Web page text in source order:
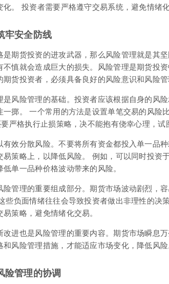
。 投资者需要严格遵守交易系统，避免情绪化
牢安全防线
是期货投资的进攻武器，那么风险管理就是其
不慎就会造成巨大的损失。风险管理是期货投
货投资者，必须具备良好的风险意识和风险管
是风险管理的基础。投资者应该根据自身的风
一掷。 一个常用的方法是设置单笔交易的风险
严格执行止损策略，决不能抱有侥幸心理，试
有效分散风险。不要将所有资金都投入单一品
易策略上，以降低风险。 例如，可以同时投资
单一品种价格波动带来的风险。
险管理的重要组成部分。期货市场波动剧烈，
些负面情绪往往会导致投资者做出非理性的决
策略，避免情绪化交易。
改进也是风险管理的重要内容。期货市场瞬息
风险管理措施，才能适应市场变化，降低风险
险管理的协调